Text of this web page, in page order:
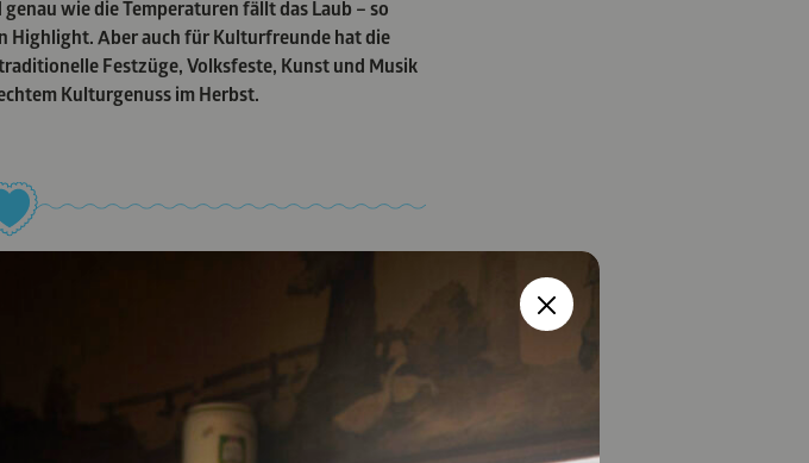
wie die Temperaturen fällt das Laub – so
Highlight. Aber auch für Kulturfreunde hat die
Festzüge, Volksfeste, Kunst und Musik
Kulturgenuss im Herbst.
LA
BAD